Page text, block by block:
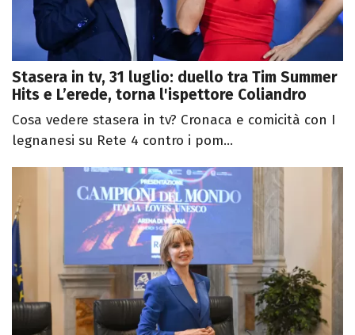
Stasera in tv, 31 luglio: duello tra Tim Summer
Hits e L’erede, torna l'ispettore Coliandro
Cosa vedere stasera in tv? Cronaca e comicità con I
legnanesi su Rete 4 contro i pom...